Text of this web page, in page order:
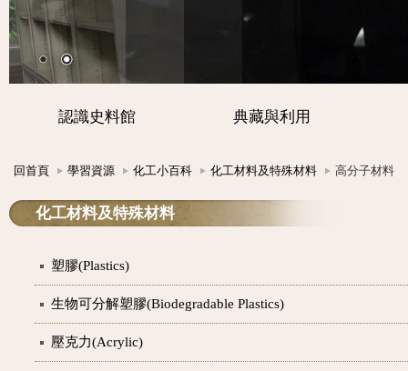
認識史料館 典藏與利用
回首頁 學習資源 化工小百科 化工材料及特殊材料 高分子材料
化工材料及特殊材料
塑膠(Plastics)
生物可分解塑膠(Biodegradable Plastics)
壓克力(Acrylic)